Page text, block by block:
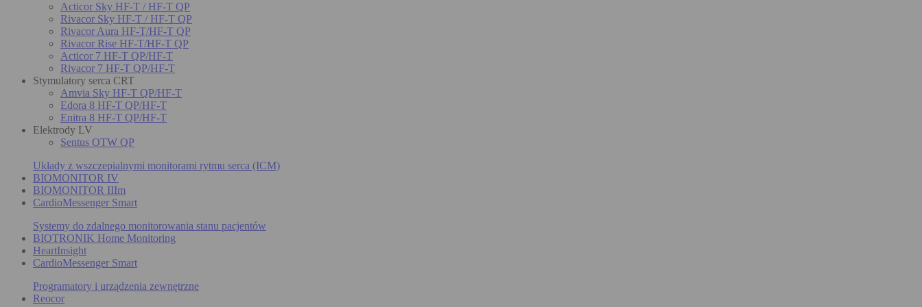
Acticor Sky HF-T / HF-T QP
Rivacor Sky HF-T / HF-T QP
Rivacor Aura HF-T/HF-T QP
Rivacor Rise HF-T/HF-T QP
Acticor 7 HF-T QP/HF-T
Rivacor 7 HF-T QP/HF-T
Stymulatory serca CRT
Amvia Sky HF-T QP/HF-T
Edora 8 HF-T QP/HF-T
Enitra 8 HF-T QP/HF-T
Elektrody LV
Sentus OTW QP
Układy z wszczepialnymi monitorami rytmu serca (ICM)
BIOMONITOR IV
BIOMONITOR IIIm
CardioMessenger Smart
Systemy do zdalnego monitorowania stanu pacjentów
BIOTRONIK Home Monitoring
HeartInsight
CardioMessenger Smart
Programatory i urządzenia zewnętrzne
Reocor